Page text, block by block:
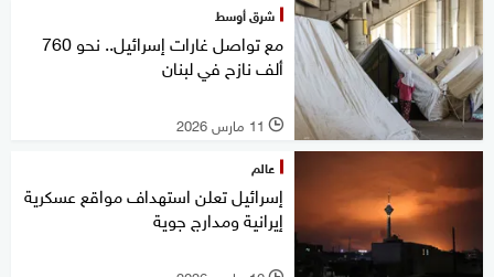
شرق أوسط
مع تواصل غارات إسرائيل.. نحو 760
ألف نازح في لبنان
l 11 مارس 2026
عالم
إسرائيل تعلن استهداف مواقع عسكرية
إيرانية ومدارج جوية